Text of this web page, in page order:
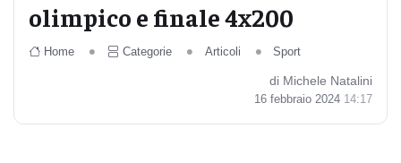
olimpico e finale 4x200
Home Categorie Articoli Sport
di Michele Natalini
16 febbraio 2024 14:17